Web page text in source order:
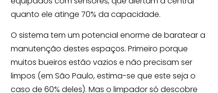
quanto ele atinge 70% da capacidade.
O sistema tem um potencial enorme de baratear a
manutenção destes espaços. Primeiro porque
muitos bueiros estão vazios e não precisam ser
limpos (em São Paulo, estima-se que este seja o
caso de 60% deles). Mas o limpador só descobre